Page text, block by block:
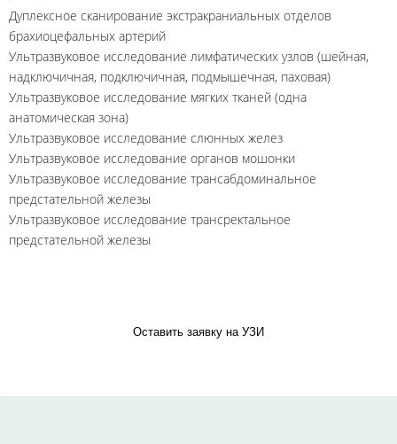
Дуплексное сканирование экстракраниальных отделов
брахиоцефальных артерий
Ультразвуковое исследование лимфатических узлов (шейная,
надключичная, подключичная, подмышечная, паховая)
Ультразвуковое исследование мягких тканей (одна
анатомическая зона)
Ультразвуковое исследование слюнных желез
Ультразвуковое исследование органов мошонки
Ультразвуковое исследование трансабдоминальное
предстательной железы
Ультразвуковое исследование трансректальное
предстательной железы
Оставить заявку на УЗИ